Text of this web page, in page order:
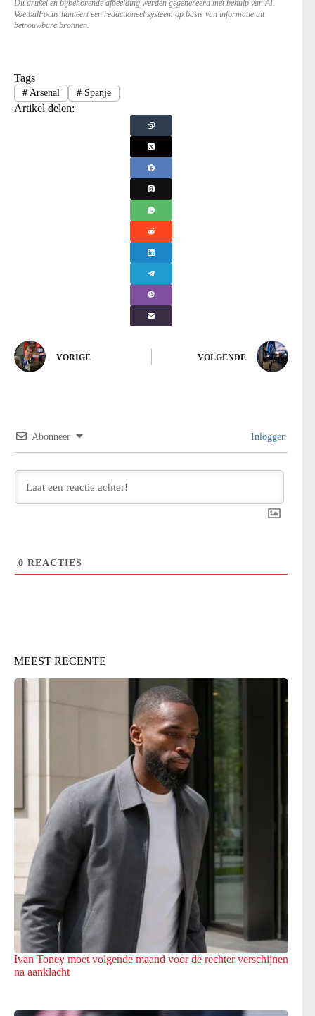
Dit artikel en bijbehorende afbeelding werden gegenereerd met behulp van AI.
VoetbalFocus hanteert een redactioneel systeem op basis van informatie uit
betrouwbare bronnen.
Tags
#Arsenal #Spanje
Artikel delen:
VORIGE VOLGENDE
Abonneer Inloggen
0 REACTIES
MEEST RECENTE
Ivan Toney moet volgende maand voor de rechter verschijnen
na aanklacht